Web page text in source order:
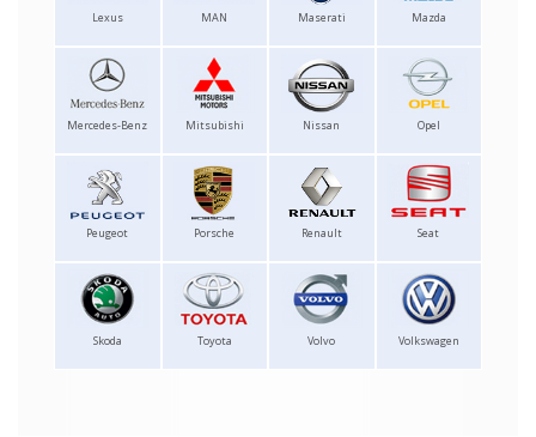
Lexus MAN Maserati Mazda
Mercedes-Benz Mitsubishi Nissan Opel
Peugeot Porsche Renault Seat
Skoda Toyota Volvo Volkswagen